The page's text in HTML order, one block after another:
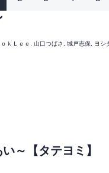
～【タテヨミ】